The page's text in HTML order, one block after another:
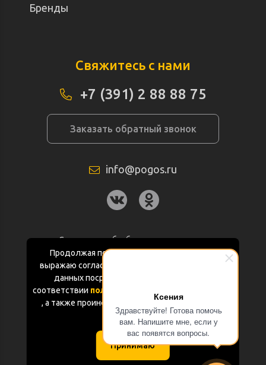
Ксения
Здравствуйте! Готова помочь
вам. Напишите мне, если у
вас появятся вопросы.
Продолжая пользоваться данным сайтом
выражаю согласие на обработку персональных
данных посредством Яндекс.Метрика в
соответствии политикой конфиденциальности
, а также проинформирован об использовании
Cookie-файлов
Принимаю
Бренды
Свяжитесь с нами
+7 (391) 2 88 88 75
Заказать обратный звонок
info@pogos.ru
Согласие на обработку персональных
данных
Политика конфиденциальности
Документация
Карта сайта
(с) «POGOS.ru» 2010-2026 (ИП Чивчян М.Р.)